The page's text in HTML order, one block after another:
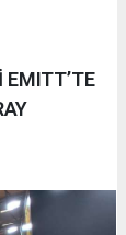
EMITT’TE